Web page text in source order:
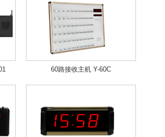
60路接收主机 Y-60C